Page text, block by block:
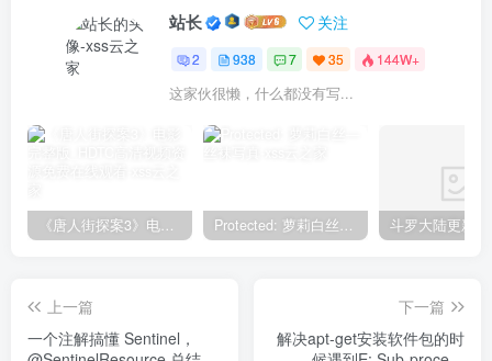
站长 关注
2 938 7 35 144W+
这家伙很懒，什么都没有写...
《唐人街探案3》电影完整版_HDTC高清视频资源免费在线观看 Protected: 萝莉白丝—丝袜写真
上一篇
一个注解搞懂 Sentinel，
下一篇
解决apt-get安装软件包的时